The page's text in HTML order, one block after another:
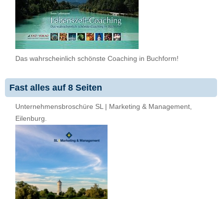
Das wahrscheinlich schönste Coaching in Buchform!
Fast alles auf 8 Seiten
Unternehmensbroschüre SL | Marketing & Management,
Eilenburg.